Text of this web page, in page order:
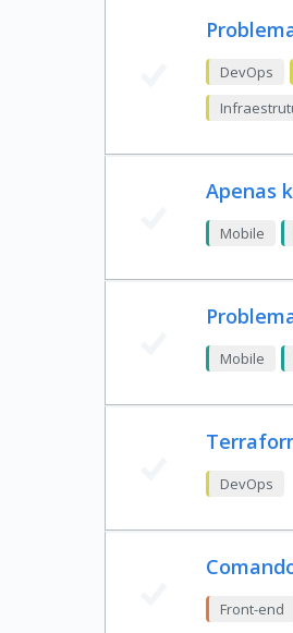
DevOps
Apenas
Mobile
Mobile
DevOps
Front-end